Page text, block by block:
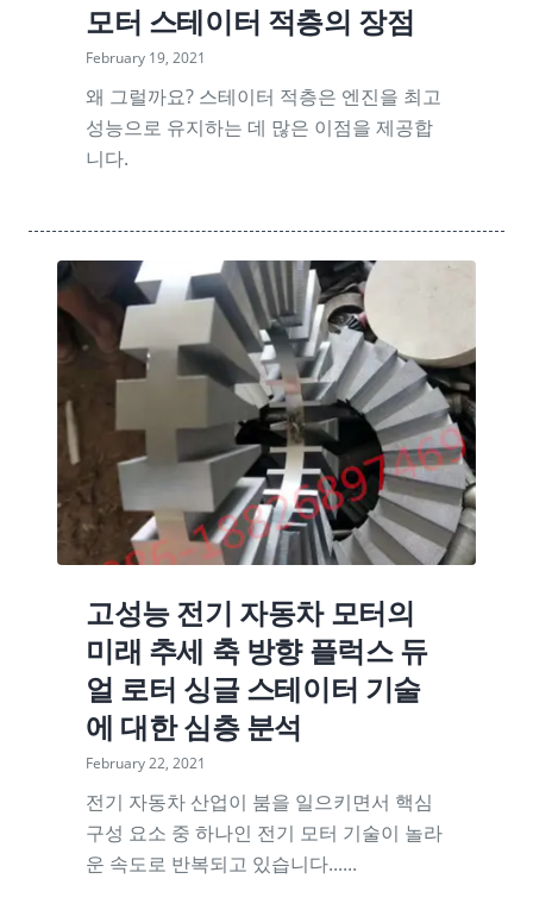
모터 스테이터 적층의 장점
February 19, 2021
왜 그럴까요? 스테이터 적층은 엔진을 최고
성능으로 유지하는 데 많은 이점을 제공합
니다.
고성능 전기 자동차 모터의
미래 추세 축 방향 플럭스 듀
얼 로터 싱글 스테이터 기술
에 대한 심층 분석
February 22, 2021
전기 자동차 산업이 붐을 일으키면서 핵심
구성 요소 중 하나인 전기 모터 기술이 놀라
운 속도로 반복되고 있습니다......